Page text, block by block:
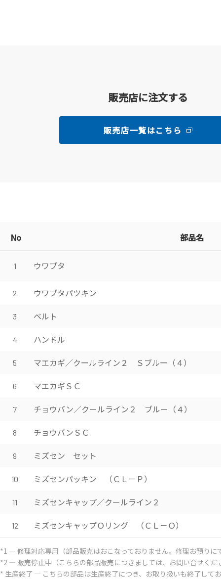
販売店に注文する
販売店一覧はこちら
No 部品名
1 ウワブタ
2 ウワブタパツキン
3 ベルト
4 ハンドル
5 マエカギ／クールライン２ Ｓブルー（４）
6 マエカギＳＣ
7 チョウバン／クールライン２ ブルー（４）
8 チョウバンＳＣ
9 ミズセン セット
10 ミズセンパッキン （ＣＬ－Ｐ）
11 ミズセンキャップ／クールライン２
12 ミズセンキャップＯリング （ＣＬ－Ｏ）
*1 ― 修理対応専用（部品販売はおこなっておりません。修理お預りに
*2 ― 販売停止中（こちらの部品販売につきましては、お問い合せくだ
* 生産終了 ― こちらの部品は生産終了につき、お取り扱いも終了して